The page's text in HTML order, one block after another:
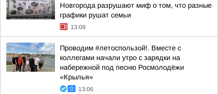
Новгорода разрушают миф о том, что разные
графики рушат семьи
13:09
Проводим #летоспользой!. Вместе с
коллегами начали утро с зарядки на
набережной под песню Росмолодёжи
«Крылья»
13:06